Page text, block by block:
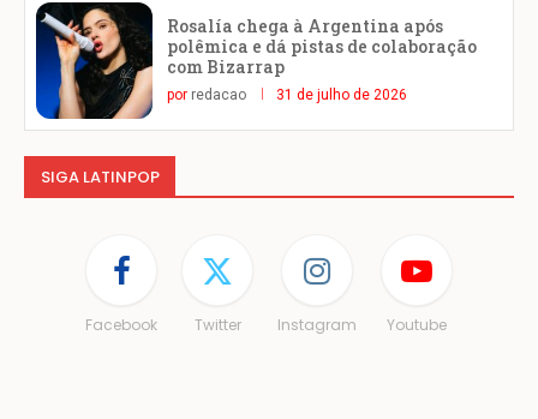
Rosalía chega à Argentina após
polêmica e dá pistas de colaboração
com Bizarrap
por redacao 31 de julho de 2026
SIGA LATINPOP
Facebook Twitter Instagram Youtube